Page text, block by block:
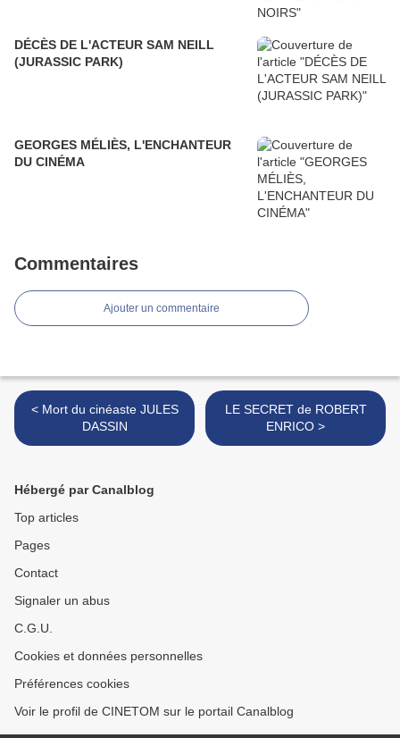
DÉCÈS DE L'ACTEUR SAM NEILL
(JURASSIC PARK)
GEORGES MÉLIÈS, L'ENCHANTEUR
DU CINÉMA
Commentaires
Ajouter un commentaire
< Mort du cinéaste JULES
DASSIN
LE SECRET de ROBERT
ENRICO >
Hébergé par Canalblog
Top articles
Pages
Contact
Signaler un abus
C.G.U.
Cookies et données personnelles
Préférences cookies
Voir le profil de CINETOM sur le portail Canalblog